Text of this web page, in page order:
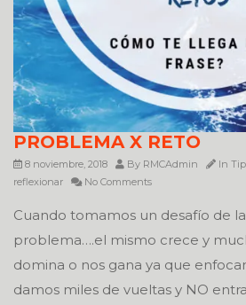
PROBLEMA X RETO
8 noviembre, 2018 By RMCAdmin In
reflexionar
No Comments
Cuando tomamos un desafío de
problema….el mismo crece y
domina o nos gana ya que
damos miles de vueltas y NO